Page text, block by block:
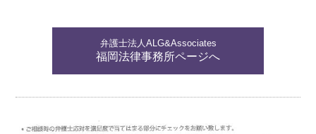
弁護士法人ALG&Associates
福岡法律事務所ページへ